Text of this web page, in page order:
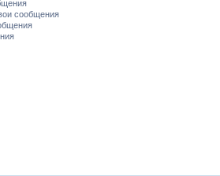
сообщения